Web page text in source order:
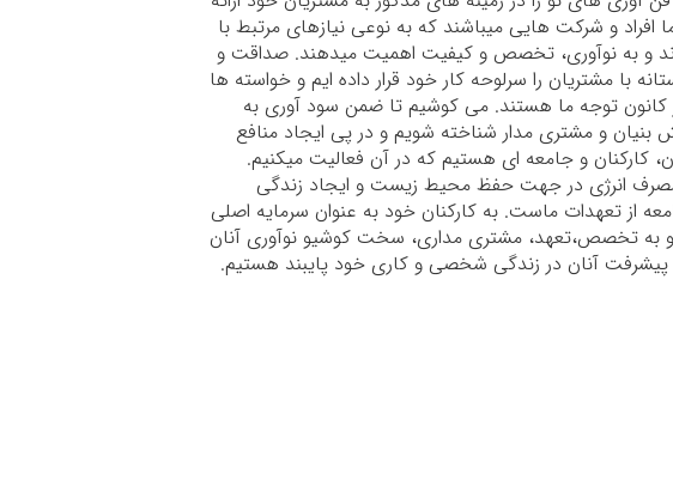
افراد و شرکت هایی میباشند که به نوعی نیازهای مرتبط با
و به نوآوری، تخصص و کیفیت اهمیت میدهند. صداقت و
با مشتریان را سرلوحه کار خود قرار داده ایم و خواسته ها
کانون توجه ما هستند. می کوشیم تا ضمن سود آوری به
بنیان و مشتری مدار شناخته شویم و در پی ایجاد منافع
کارکنان و جامعه ای هستیم که در آن فعالیت میکنیم.
انرژی در جهت حفظ محیط زیست و ایجاد زندگی
از تعهدات ماست. به کارکنان خود به عنوان سرمایه اصلی
به تخصص،تعهد، مشتری مداری، سخت کوشیو نوآوری آنان
پیشرفت آنان در زندگی شخصی و کاری خود پایبند هستیم.